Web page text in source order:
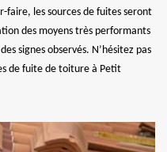
faire, les sources de fuites seront
des moyens très performants
signes observés. N’hésitez pas
de fuite de toiture à Petit